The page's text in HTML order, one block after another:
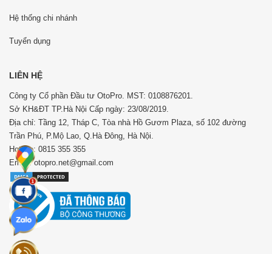
Hệ thống chi nhánh
Tuyển dụng
LIÊN HỆ
Công ty Cổ phần Đầu tư OtoPro. MST: 0108876201.
Sở KH&ĐT TP.Hà Nội Cấp ngày: 23/08/2019.
Địa chỉ: Tầng 12, Tháp C, Tòa nhà Hồ Gươm Plaza, số 102 đường
Trần Phú, P.Mộ Lao, Q.Hà Đông, Hà Nội.
Hotline: 0815 355 355
Email: otopro.net@gmail.com